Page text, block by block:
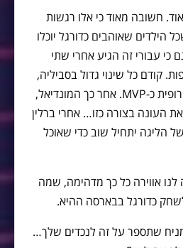
חשובה מאוד כי אלו רגשות
הילדים שאוהבים כדורגל יוכלו
כי עבורי זה הגיע אחרי שתי
קודם כל שינוי גדול בסביליה,
שנגמר בזכייה בליגה האירופית כ-MVP. אחר כך המונדיאל,
העונה בצורה כזו… אחרי ברלין
הליגה יתחיל שוב כדי שאוכל
לנו אווירה כל כך מדהימה, שמה
כדורגל בבארסה ההיא.
שתספר על זה לנכדים שלך…